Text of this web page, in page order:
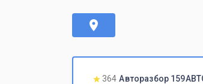
364 Авторазбор